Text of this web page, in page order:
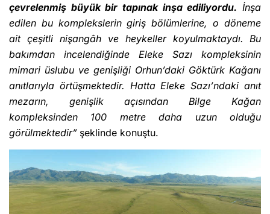
çevrelenmiş büyük bir tapınak inşa ediliyordu. İnşa
edilen bu komplekslerin giriş bölümlerine, o döneme
ait çeşitli nişangâh ve heykeller koyulmaktaydı.
Bu
bakımdan incelendiğinde Eleke Sazı kompleksinin
mimari üslubu ve genişliği Orhun’daki Göktürk Kağanı
anıtlarıyla örtüşmektedir. Hatta Eleke Sazı’ndaki anıt
mezarın, genişlik açısından Bilge Kağan
kompleksinden 100 metre daha uzun olduğu
görülmektedir” şeklinde konuştu.